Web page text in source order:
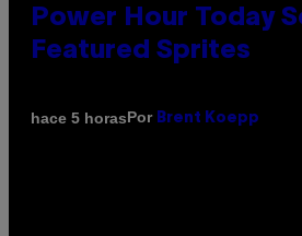
Power Hour Today
Featured Sprites
hace 5 horasPor Brent Koepp